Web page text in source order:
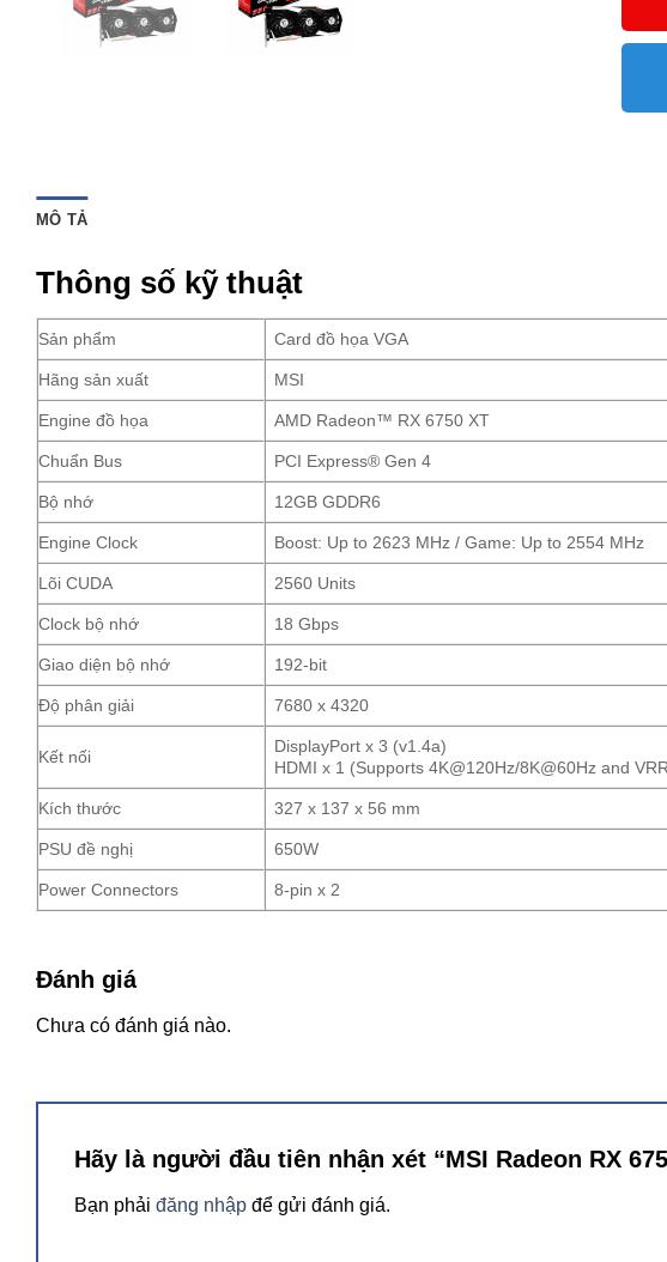
MÔ TẢ
Thông số kỹ thuật
Sản phẩm Card đồ họa VGA
Hãng sản xuất MSI
Engine đồ họa AMD Radeon™ RX 6750 XT
Chuẩn Bus PCI Express® Gen 4
Bộ nhớ 12GB GDDR6
Engine Clock Boost: Up to 2623 MHz / Game: Up to 2554 MHz
Lõi CUDA 2560 Units
Clock bộ nhớ 18 Gbps
Giao diện bộ nhớ 192-bit
Độ phân giải 7680 x 4320
Kết nối
DisplayPort x 3 (v1.4a)
HDMI x 1 (Supports 4K@120Hz/8K@60Hz and
Kích thước 327 x 137 x 56 mm
PSU đề nghị 650W
Power Connectors 8-pin x 2
Đánh giá
Chưa có đánh giá nào.
Hãy là người đầu tiên nhận xét “MSI Radeon RX
Bạn phải đăng nhập để gửi đánh giá.